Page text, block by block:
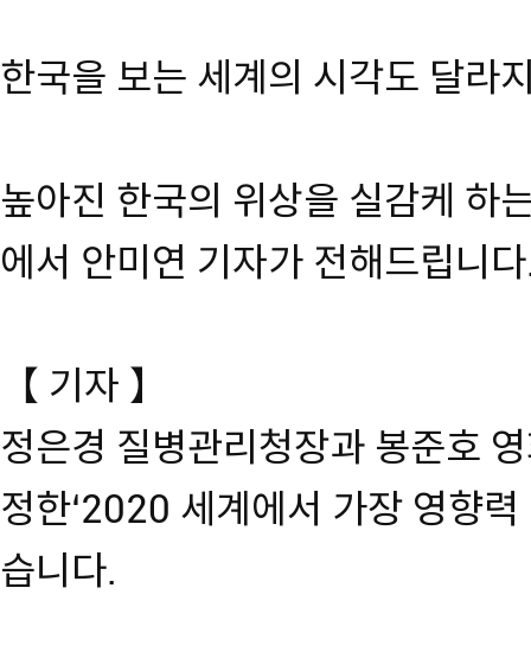
한국을 보는 세계의 시각도 달라
높아진 한국의 위상을 실감케 하
에서 안미연 기자가 전해드립니
【 기자 】
정은경 질병관리청장과 봉준호
정한‘2020 세계에서 가장 영향
습니다.